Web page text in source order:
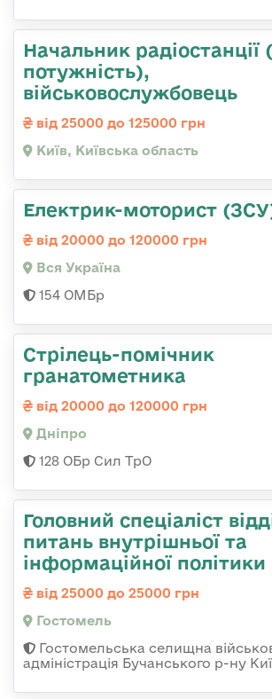
Начальник pадіостанції
потужність),
військовослужбовець
від 25000 до 125000 грн
Київ, Київська область
Електрик-моторист
від 20000 до 120000 грн
Вся Україна
154 ОМБр
Стрілець-помічник
гранатометника
від 20000 до 120000 грн
Дніпро
128 ОБр Сил ТрО
Головний спеціаліст
питань внутрішньої та
інформаційної політики
від 25000 до 25000 грн
Гостомель
Гостомельська селищна
адміністрація Бучанського р-ну